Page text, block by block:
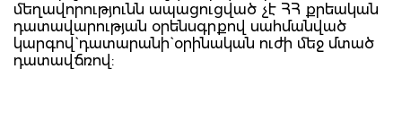
մեղավորությունն ապացուցված չէ ՀՀ քրեական
դատավարության օրենսգրքով սահմանված
կարգով` դատարանի` օրինական ուժի մեջ մտած
դատավճռով: